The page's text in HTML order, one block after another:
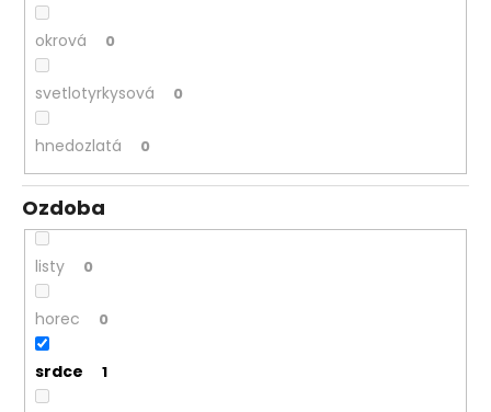
okrová 0
svetlotyrkysová 0
hnedozlatá 0
Ozdoba
listy 0
horec 0
srdce 1